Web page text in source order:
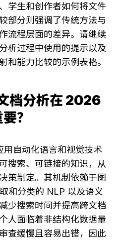
学生和创作者如何将文件
部分则强调了传统方法与
流程层面的差异。请继续
析过程中使用的提示以及
和能力比较的示例表格。
档分析在 2026
？
用自动化语言和视觉技术
搜索、可链接的知识，从
策制定。其机制依赖于图
和分类的 NLP 以及语义
少搜索时间并提高跨文档
人面临着非结构化数据量
查缓慢且容易出错，因此